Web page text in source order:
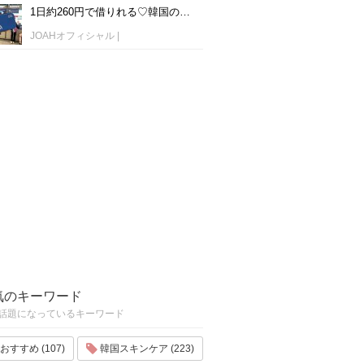
1日約260円で借りれる♡韓国のWiFiレンタルおすすめ「WiFi弁当(WiFi Dosirak)」
JOAHオフィシャル|
のキーワード
題になっているキーワード
すすめ (107) 韓国スキンケア (223)